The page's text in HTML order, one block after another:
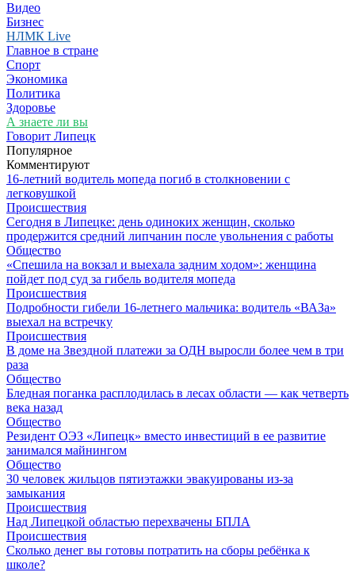
Видео
Бизнес
НЛМК Live
Главное в стране
Спорт
Экономика
Политика
Здоровье
А знаете ли вы
Говорит Липецк
Популярное
Комментируют
16-летний водитель мопеда погиб в столкновении с
легковушкой
Происшествия
Сегодня в Липецке: день одиноких женщин, сколько
продержится средний липчанин после увольнения с работы
Общество
«Спешила на вокзал и выехала задним ходом»: женщина
пойдет под суд за гибель водителя мопеда
Происшествия
Подробности гибели 16-летнего мальчика: водитель «ВАЗа»
выехал на встречку
Происшествия
В доме на Звездной платежи за ОДН выросли более чем в три
раза
Общество
Бледная поганка расплодилась в лесах области — как четверть
века назад
Общество
Резидент ОЭЗ «Липецк» вместо инвестиций в ее развитие
занимался майнингом
Общество
30 человек жильцов пятиэтажки эвакуированы из-за
замыкания
Происшествия
Над Липецкой областью перехвачены БПЛА
Происшествия
Сколько денег вы готовы потратить на сборы ребёнка к
школе?